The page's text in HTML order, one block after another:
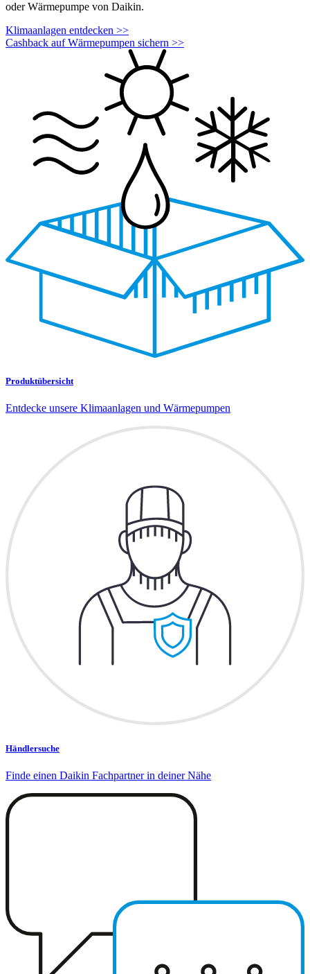
oder Wärmepumpe von Daikin.
Klimaanlagen entdecken >>
Cashback auf Wärmepumpen sichern >>
Produktübersicht
Entdecke unsere Klimaanlagen und Wärmepumpen
Händlersuche
Finde einen Daikin Fachpartner in deiner Nähe